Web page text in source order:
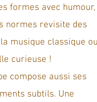
formes avec humour,
normes revisite des
musique classique
curieuse !
compose aussi ses
subtils. Une